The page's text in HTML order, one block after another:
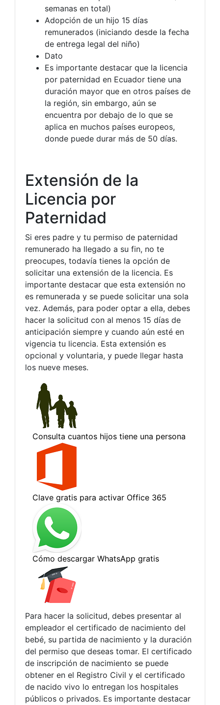
semanas en total)
Adopción de un hijo 15 días
remunerados (iniciando desde la fecha
de entrega legal del niño)
Dato
Es importante destacar que la licencia
por paternidad en Ecuador tiene una
duración mayor que en otros países de
la región, sin embargo, aún se
encuentra por debajo de lo que se
aplica en muchos países europeos,
donde puede durar más de 50 días.
Extensión de la
Licencia por
Paternidad
Si eres padre y tu permiso de paternidad
remunerado ha llegado a su fin, no te
preocupes, todavía tienes la opción de
solicitar una extensión de la licencia. Es
importante destacar que esta extensión no
es remunerada y se puede solicitar una sola
vez. Además, para poder optar a ella, debes
hacer la solicitud con al menos 15 días de
anticipación siempre y cuando aún esté en
vigencia tu licencia. Esta extensión es
opcional y voluntaria, y puede llegar hasta
los nueve meses.
Para hacer la solicitud, debes presentar al
empleador el certificado de nacimiento del
bebé, su partida de nacimiento y la duración
del permiso que deseas tomar. El certificado
de inscripción de nacimiento se puede
obtener en el Registro Civil y el certificado
de nacido vivo lo entregan los hospitales
públicos o privados. Es importante destacar